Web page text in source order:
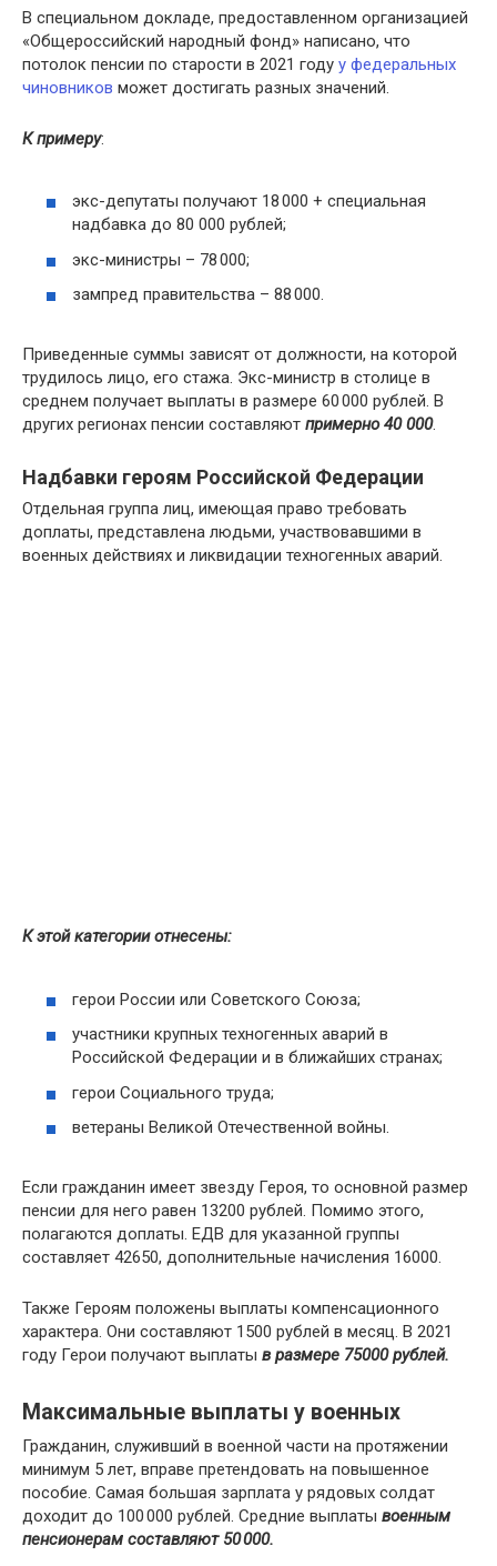
В специальном докладе, предоставленном организацией
«Общероссийский народный фонд» написано, что
потолок пенсии по старости в 2021 году у федеральных
чиновников может достигать разных значений.
К примеру:
экс-депутаты получают 18 000 + специальная
надбавка до 80 000 рублей;
экс-министры – 78 000;
зампред правительства – 88 000.
Приведенные суммы зависят от должности, на которой
трудилось лицо, его стажа. Экс-министр в столице в
среднем получает выплаты в размере 60 000 рублей. В
других регионах пенсии составляют примерно 40 000.
Надбавки героям Российской Федерации
Отдельная группа лиц, имеющая право требовать
доплаты, представлена людьми, участвовавшими в
военных действиях и ликвидации техногенных аварий.
К этой категории отнесены:
герои России или Советского Союза;
участники крупных техногенных аварий в
Российской Федерации и в ближайших странах;
герои Социального труда;
ветераны Великой Отечественной войны.
Если гражданин имеет звезду Героя, то основной размер
пенсии для него равен 13200 рублей. Помимо этого,
полагаются доплаты. ЕДВ для указанной группы
составляет 42650, дополнительные начисления 16000.
Также Героям положены выплаты компенсационного
характера. Они составляют 1500 рублей в месяц. В 2021
году Герои получают выплаты в размере 75000 рублей.
Максимальные выплаты у военных
Гражданин, служивший в военной части на протяжении
минимум 5 лет, вправе претендовать на повышенное
пособие. Самая большая зарплата у рядовых солдат
доходит до 100 000 рублей. Средние выплаты военным
пенсионерам составляют 50 000.